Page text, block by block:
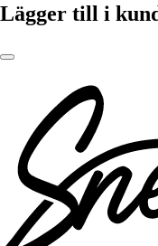
Lägger till i